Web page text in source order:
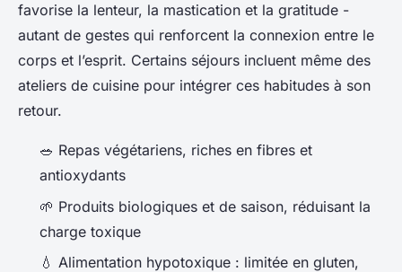
favorise la lenteur, la mastication et la gratitude -
autant de gestes qui renforcent la connexion entre le
corps et l’esprit. Certains séjours incluent même des
ateliers de cuisine pour intégrer ces habitudes à son
retour.
🥗 Repas végétariens, riches en fibres et
antioxydants
🌱 Produits biologiques et de saison, réduisant la
charge toxique
💧 Alimentation hypotoxique : limitée en gluten,